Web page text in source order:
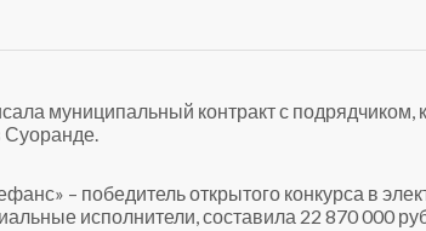
муниципальный контракт с подрядчиком,
Суоранде.
– победитель открытого конкурса в
исполнители, составила 22 870 000